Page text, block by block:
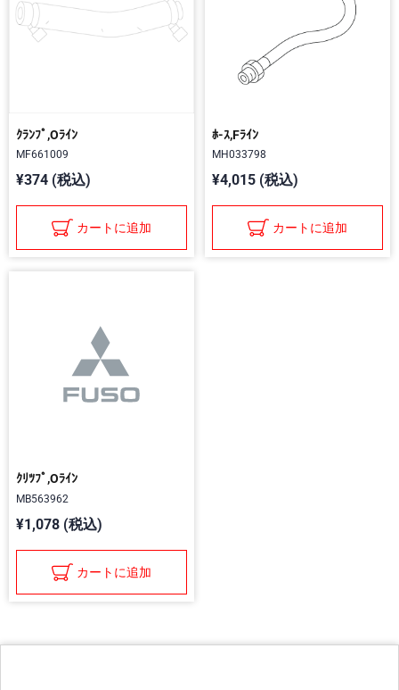
ｸﾗﾝﾌﾟ,Oﾗｲﾝ
MF661009
¥374 (税込)
カートに追加
ﾎ-ｽ,Fﾗｲﾝ
MH033798
¥4,015 (税込)
カートに追加
ｸﾘﾂﾌﾟ,Oﾗｲﾝ
MB563962
¥1,078 (税込)
カートに追加